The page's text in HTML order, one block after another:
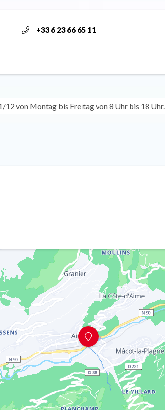
+33 6 23 66 65 11
12 von Montag bis Freitag von 8 Uhr bis 18 Uhr.